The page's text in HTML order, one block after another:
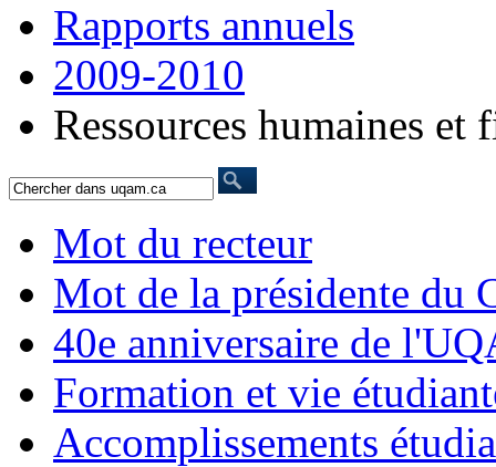
Rapports annuels
2009-2010
Ressources humaines et
Mot du recteur
Mot de la présidente du
40e anniversaire de
Formation et vie
Accomplissements